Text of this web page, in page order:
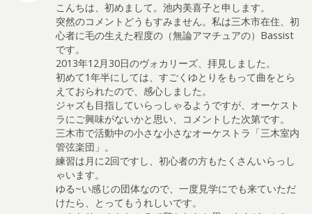
こんちは、初めまして。池内美喜子と申します。
突然のコメントどうもすみません。私は三木市在住、初
心者に毛の生えた程度の（無論アマチュアの）Bassist
です。
2013年12月30日のヴォカリーズ、拝見しました。
初めて1年半にしては、すごくゆとりをもって曲をとら
えておられたので、感心しました。
ジャズも目指していらっしゃるようですが、オーケスト
ラにご興味がないかと思い、コメントした次第です。
三木市で活動中の小さな小さなオーケストラ「三木室内
管弦楽団」。
練習は月に2回ですし、初心者の方もたくさんいらっし
ゃいます。
ゆる~い感じの団体なので、一度見学にでも来ていただ
けたら、とってもうれしいです。